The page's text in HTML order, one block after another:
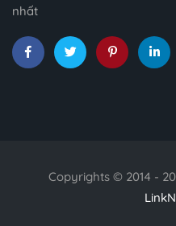
nhất
Copyrights © 2014 -